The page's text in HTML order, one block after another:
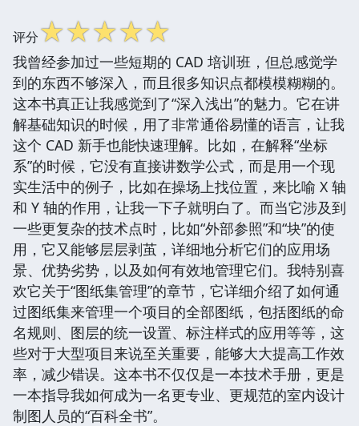
评分☆☆☆☆☆
我曾经参加过一些短期的 CAD 培训班，但总感觉学
到的东西不够深入，而且很多知识点都模模糊糊的。
这本书真正让我感觉到了“深入浅出”的魅力。它在讲
解基础知识的时候，用了非常通俗易懂的语言，让我
这个 CAD 新手也能快速理解。比如，在解释“坐标
系”的时候，它没有直接讲数学公式，而是用一个现
实生活中的例子，比如在操场上找位置，来比喻 X 轴
和 Y 轴的作用，让我一下子就明白了。而当它涉及到
一些更复杂的技术点时，比如“外部参照”和“块”的使
用，它又能够层层剥茧，详细地分析它们的应用场
景、优势劣势，以及如何有效地管理它们。我特别喜
欢它关于“图纸集管理”的章节，它详细介绍了如何通
过图纸集来管理一个项目的全部图纸，包括图纸的命
名规则、图层的统一设置、标注样式的应用等等，这
些对于大型项目来说至关重要，能够大大提高工作效
率，减少错误。这本书不仅仅是一本技术手册，更是
一本指导我如何成为一名更专业、更规范的室内设计
制图人员的“百科全书”。